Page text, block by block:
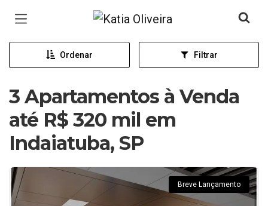
Página inicial
Ordenar Filtrar
3 Apartamentos à Venda
até R$ 320 mil em
Indaiatuba, SP
Breve Lançamento